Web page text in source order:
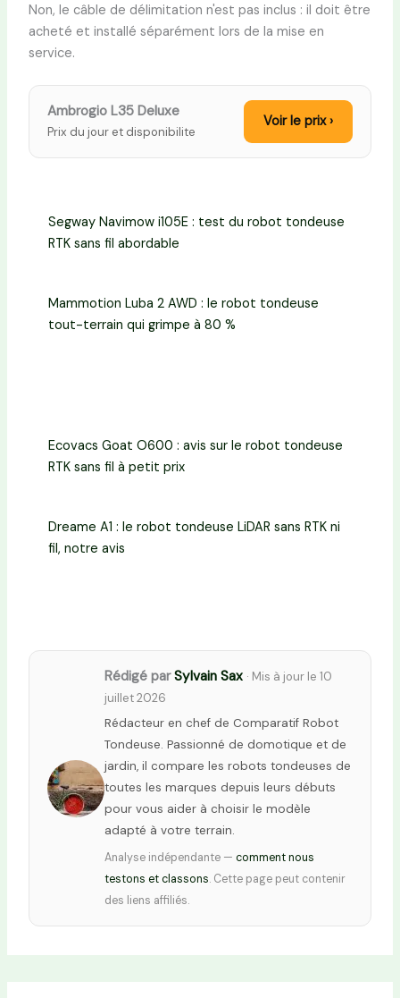
Non, le câble de délimitation n'est pas inclus : il doit être
acheté et installé séparément lors de la mise en
service.
Ambrogio L35 Deluxe
Prix du jour et disponibilite
Voir le prix ›
Segway Navimow i105E : test du robot tondeuse
RTK sans fil abordable
Mammotion Luba 2 AWD : le robot tondeuse
tout-terrain qui grimpe à 80 %
Ecovacs Goat O600 : avis sur le robot tondeuse
RTK sans fil à petit prix
Dreame A1 : le robot tondeuse LiDAR sans RTK ni
fil, notre avis
Rédigé parSylvain Sax · Mis à jour le 10
juillet 2026
Rédacteur en chef de Comparatif Robot
Tondeuse. Passionné de domotique et de
jardin, il compare les robots tondeuses de
toutes les marques depuis leurs débuts
pour vous aider à choisir le modèle
adapté à votre terrain.
Analyse indépendante — comment nous
testons et classons. Cette page peut contenir
des liens affiliés.